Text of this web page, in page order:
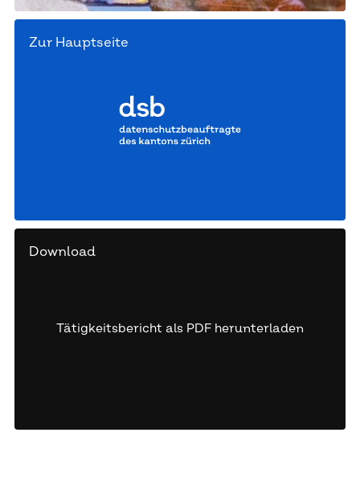
Zur Hauptseite
Download
Tätigkeitsbericht als PDF herunterladen